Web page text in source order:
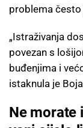
problema često
„Istraživanja
povezan s
buđenjima i
istaknula je
Ne morate